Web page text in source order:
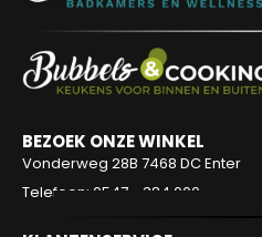
BEZOEK ONZE WINKEL
Vonderweg 28B7468 DC Enter
Telefoon: 0547 - 384 000
Contact
Bestelproces
Betaalmogelijkheden